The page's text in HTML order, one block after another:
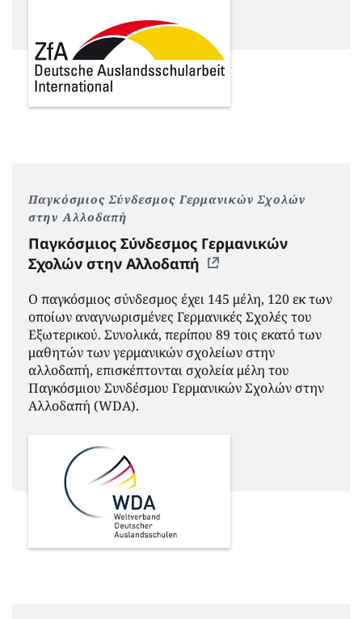
Παγκόσμιος Σύνδεσμος Γερμανικών Σχολών
στην Αλλοδαπή
Παγκόσμιος Σύνδεσμος Γερμανικών
Σχολών στην Αλλοδαπή
Ο παγκόσμιος σύνδεσμος έχει 145 μέλη, 120 εκ των
οποίων αναγνωρισμένες Γερμανικές Σχολές του
Εξωτερικού. Συνολικά, περίπου 89 τοις εκατό των
μαθητών των γερμανικών σχολείων στην
αλλοδαπή, επισκέπτονται σχολεία μέλη του
Παγκόσμιου Συνδέσμου Γερμανικών Σχολών στην
Αλλοδαπή (WDA).